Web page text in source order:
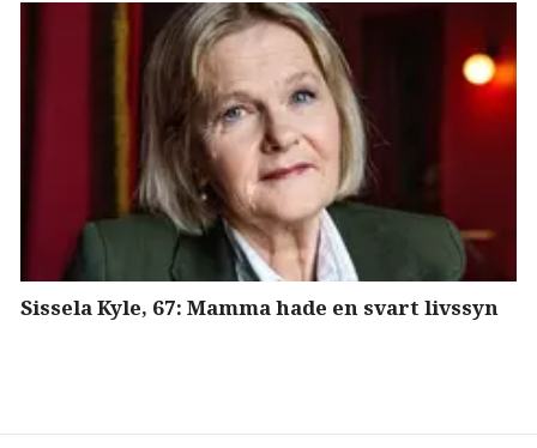
Sissela Kyle, 67: Mamma hade en svart livssyn